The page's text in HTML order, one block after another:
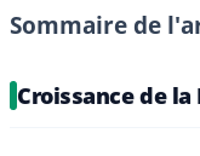
Sommaire de
Croissance de la